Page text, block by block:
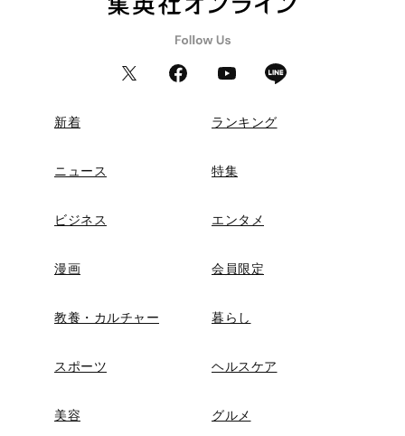
新着 ランキング
ニュース 特集
ビジネス エンタメ
漫画 会員限定
教養・カルチャー 暮らし
スポーツ ヘルスケア
美容 グルメ